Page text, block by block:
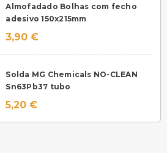
Almofadado Bolhas com fecho
adesivo 150x215mm
3,90 €
Solda MG Chemicals NO-CLEAN
Sn63Pb37 tubo
5,20 €